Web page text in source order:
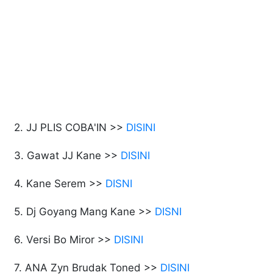
2. JJ PLIS COBA'IN >> DISINI
3. Gawat JJ Kane >> DISINI
4. Kane Serem >> DISNI
5. Dj Goyang Mang Kane >> DISNI
6. Versi Bo Miror >> DISINI
7. ANA Zyn Brudak Toned >> DISINI